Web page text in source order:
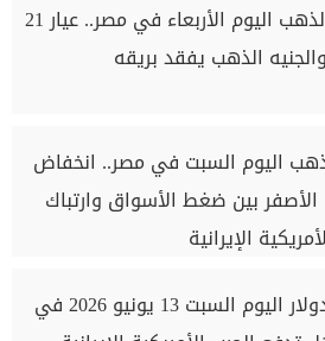
أسعار الذهب اليوم الأربعاء في مصر.. عيار 21
الذهب يفقد بريقه
اليوم السبت في مصر.. انخفاض
بين ضغط الأسواق وارتباك
الإيرانية
سعر الدولار اليوم السبت 13 يونيو 2026 في